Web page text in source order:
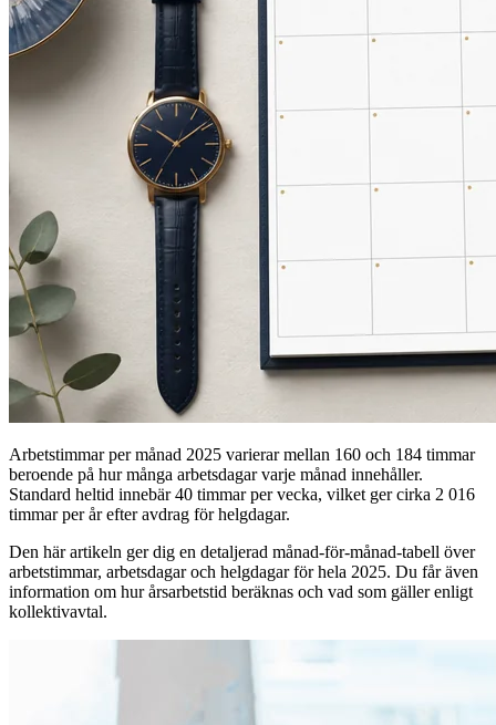
Arbetstimmar per månad 2025 varierar mellan 160 och 184 timmar
beroende på hur många arbetsdagar varje månad innehåller.
Standard heltid innebär 40 timmar per vecka, vilket ger cirka 2 016
timmar per år efter avdrag för helgdagar.
Den här artikeln ger dig en detaljerad månad-för-månad-tabell över
arbetstimmar, arbetsdagar och helgdagar för hela 2025. Du får även
information om hur årsarbetstid beräknas och vad som gäller enligt
kollektivavtal.